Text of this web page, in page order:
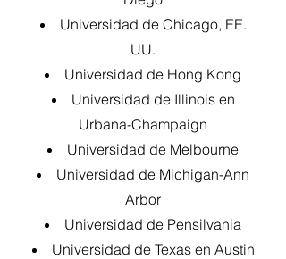
Universidad de Chicago, EE.
UU.
Universidad de Hong Kong
Universidad de Illinois en
Urbana-Champaign
Universidad de Melbourne
Universidad de Michigan-Ann
Arbor
Universidad de Pensilvania
Universidad de Texas en Austin